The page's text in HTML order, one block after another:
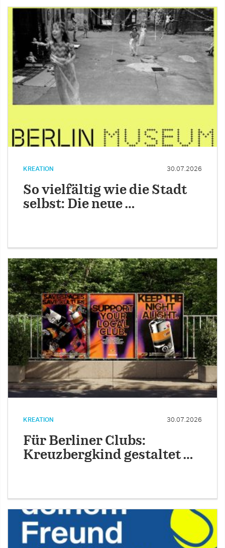
KREATION 30.07.2026
So vielfältig wie die Stadt
selbst: Die neue …
KREATION 30.07.2026
Für Berliner Clubs:
Kreuzbergkind gestaltet …